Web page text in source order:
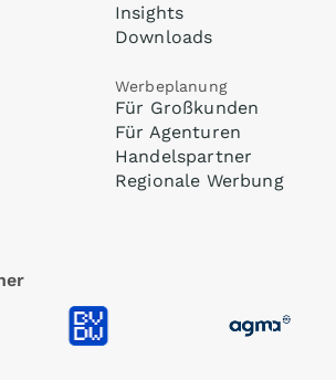
Insights
Downloads
Werbeplanung
Für Großkunden
Für Agenturen
Handelspartner
Regionale Werbung